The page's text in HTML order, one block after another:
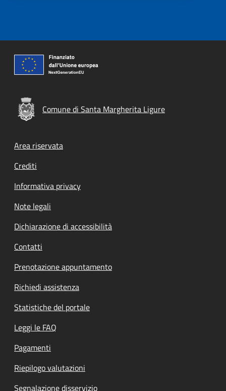
Comune di Santa Margherita Ligure
Footer menu
Area riservata
Crediti
Informativa privacy
Note legali
Dichiarazione di accessibilità
Contatti
Prenotazione appuntamento
Richiedi assistenza
Statistiche del portale
Leggi le FAQ
Pagamenti
Riepilogo valutazioni
Segnalazione disservizio